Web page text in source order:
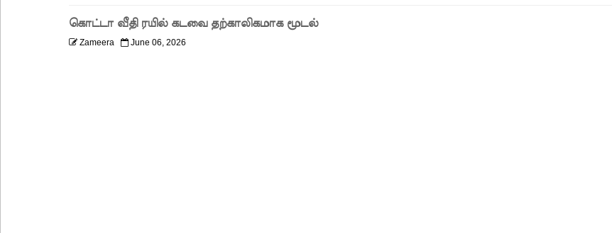
நேற்றைய மெகசின் சிறை மோதலில் கைதி ஒருவர் பலி!
கொட்டா வீதி ரயில் கடவை தற்காலிகமாக மூடல்
Zameera June 06, 2026